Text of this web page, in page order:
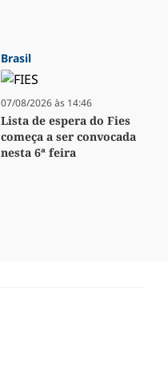
Brasil
07/08/2026 às 14:46
Lista de espera do Fies
começa a ser convocada
nesta 6ª feira